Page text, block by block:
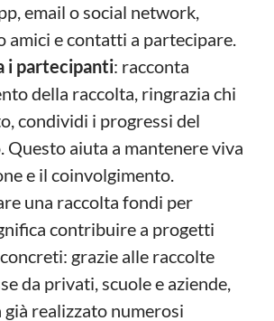
email o social network,
amici e contatti a partecipare.
i partecipanti: racconta
della raccolta, ringrazia chi
condividi i progressi del
Questo aiuta a mantenere viva
e il coinvolgimento.
una raccolta fondi per
contribuire a progetti
grazie alle raccolte
da privati, scuole e aziende,
realizzato numerosi